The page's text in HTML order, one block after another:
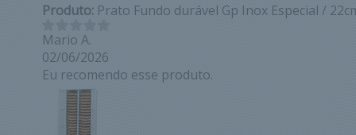
Produto: Prato Fundo durável Gp Inox Especial /
Mario A.
02/06/2026
Eu recomendo esse produto.